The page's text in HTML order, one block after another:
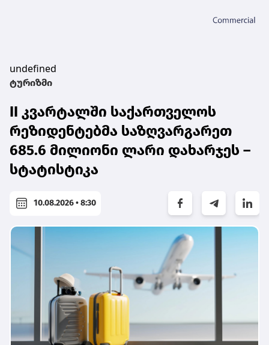
undefined
ტურიზმი
II კვარტალში საქართველოს
რეზიდენტებმა საზღვარგარეთ
685.6 მილიონი ლარი დახარჯეს –
სტატისტიკა
10.08.2026 • 8:30